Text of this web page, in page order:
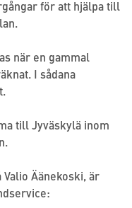
för att hjälpa till
när en gammal
I sådana
till Jyväskylä inom
Äänekoski, är